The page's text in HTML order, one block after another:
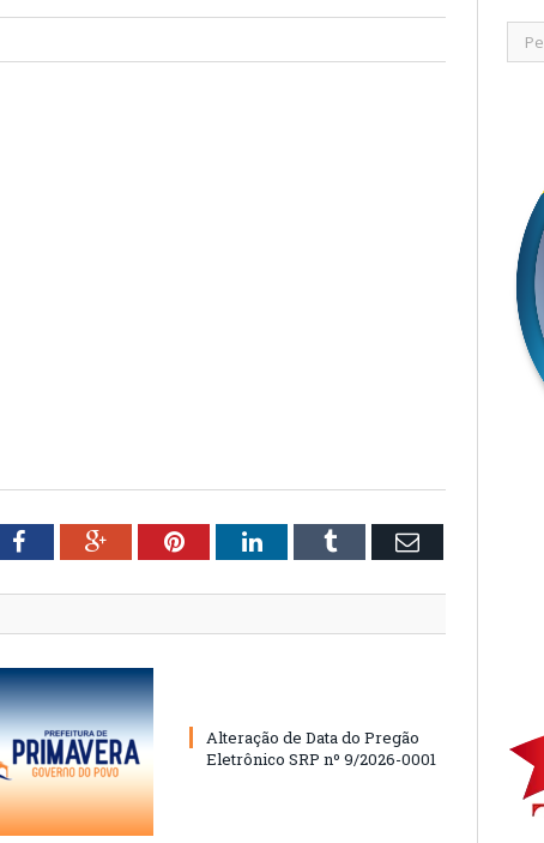
FacebookGoogle+PinterestLinkedInTumblr Email
Alteração de Data do Pregão
Eletrônico SRP nº 9/2026-0001